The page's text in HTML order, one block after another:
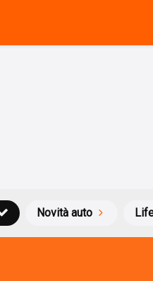
Novità auto